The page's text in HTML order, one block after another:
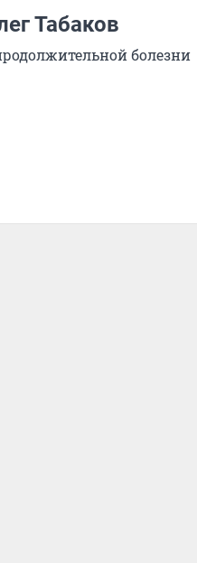
Табаков
болезни